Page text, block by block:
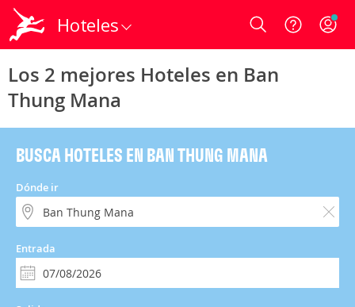
Hoteles Login
Los 2 mejores Hoteles en Ban
Thung Mana
BUSCA HOTELES EN BAN THUNG MANA
Dónde ir
Entrada